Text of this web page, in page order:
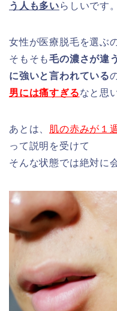
う人も多いらしいです。
女性が医療脱毛を選ぶ
そもそも毛の濃さが違う
に強いと言われている
男には痛すぎるなと思
あとは、 肌の赤みが１
って説明を受けて
そんな状態では絶対に